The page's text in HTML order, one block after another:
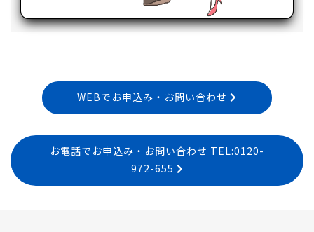
WEBでお申込み・お問い合わせ
お電話でお申込み・お問い合わせ TEL:0120-
972-655